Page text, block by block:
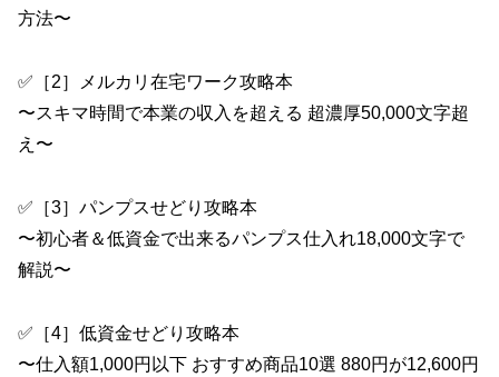
方法〜
✅［2］メルカリ在宅ワーク攻略本
〜スキマ時間で本業の収入を超える 超濃厚50,000文字超
え〜
✅［3］パンプスせどり攻略本
〜初心者＆低資金で出来るパンプス仕入れ18,000文字で
解説〜
✅［4］低資金せどり攻略本
〜仕入額1,000円以下 おすすめ商品10選 880円が12,600円